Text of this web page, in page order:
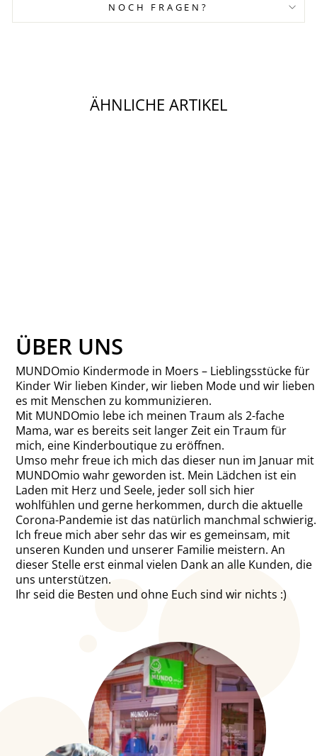
NOCH FRAGEN?
ÄHNLICHE ARTIKEL
ÜBER UNS
MUNDOmio Kindermode in Moers – Lieblingsstücke für
Kinder Wir lieben Kinder, wir lieben Mode und wir lieben
es mit Menschen zu kommunizieren.
Mit MUNDOmio lebe ich meinen Traum als 2-fache
Mama, war es bereits seit langer Zeit ein Traum für
mich, eine Kinderboutique zu eröffnen.
Umso mehr freue ich mich das dieser nun im Januar mit
MUNDOmio wahr geworden ist. Mein Lädchen ist ein
Laden mit Herz und Seele, jeder soll sich hier
wohlfühlen und gerne herkommen, durch die aktuelle
Corona-Pandemie ist das natürlich manchmal schwierig.
Ich freue mich aber sehr das wir es gemeinsam, mit
unseren Kunden und unserer Familie meistern. An
dieser Stelle erst einmal vielen Dank an alle Kunden, die
uns unterstützen.
Ihr seid die Besten und ohne Euch sind wir nichts :)